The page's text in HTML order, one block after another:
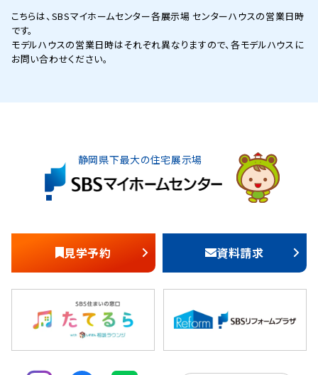
こちらは、SBSマイホームセンター各展示場 センターハウスの営業日時
です。
モデルハウスの営業日時はそれぞれ異なりますので、各モデルハウスに
お問い合わせください。
静岡県下最大の住宅展示場
見学予約 資料請求